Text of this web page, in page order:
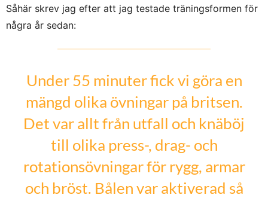
Såhär skrev jag efter att jag testade träningsformen för
några år sedan:
Under 55 minuter fick vi göra en
mängd olika övningar på britsen.
Det var allt från utfall och knäböj
till olika press-, drag- och
rotationsövningar för rygg, armar
och bröst. Bålen var aktiverad så